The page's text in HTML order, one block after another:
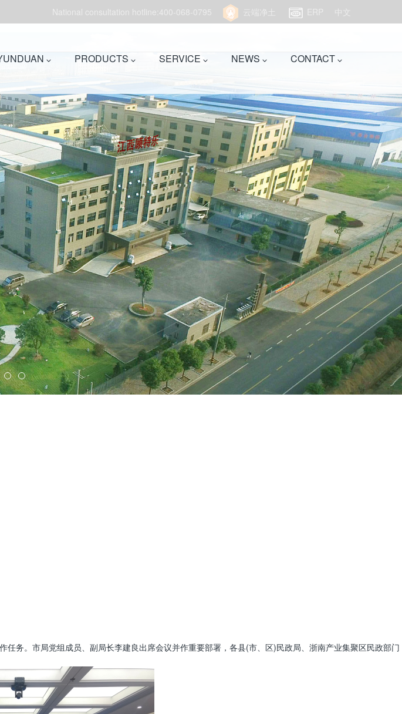
National consultation hotline:400-068-0795 云端净土 ERP 中文
PRODUCTS SERVICE NEWS CONTACT
务。市局党组成员、副局长李建良出席会议并作重要部署，各县(市、区)民政局、浙南产业集聚区民政部门